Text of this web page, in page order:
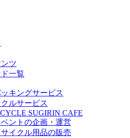
ツ
一覧
キングサービス
ルサービス
SUGIRIN CAFE
ントの企画・運営
イクル用品の販売